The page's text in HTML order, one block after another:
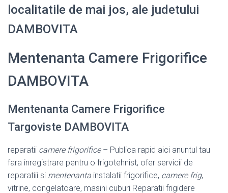
localitatile de mai jos, ale judetului
DAMBOVITA
Mentenanta Camere Frigorifice
DAMBOVITA
Mentenanta Camere Frigorifice
Targoviste DAMBOVITA
reparatii camere frigorifice– Publica rapid aici anuntul tau
fara inregistrare pentru o frigotehnist, ofer servicii de
reparatiii si mentenanta instalatii frigorifice, camere frig,
vitrine, congelatoare, masini cuburi Reparatii frigidere